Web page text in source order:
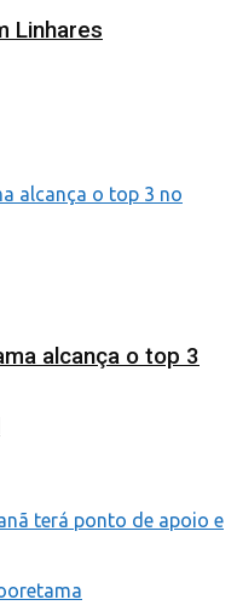
Linhares
alcança o top 3